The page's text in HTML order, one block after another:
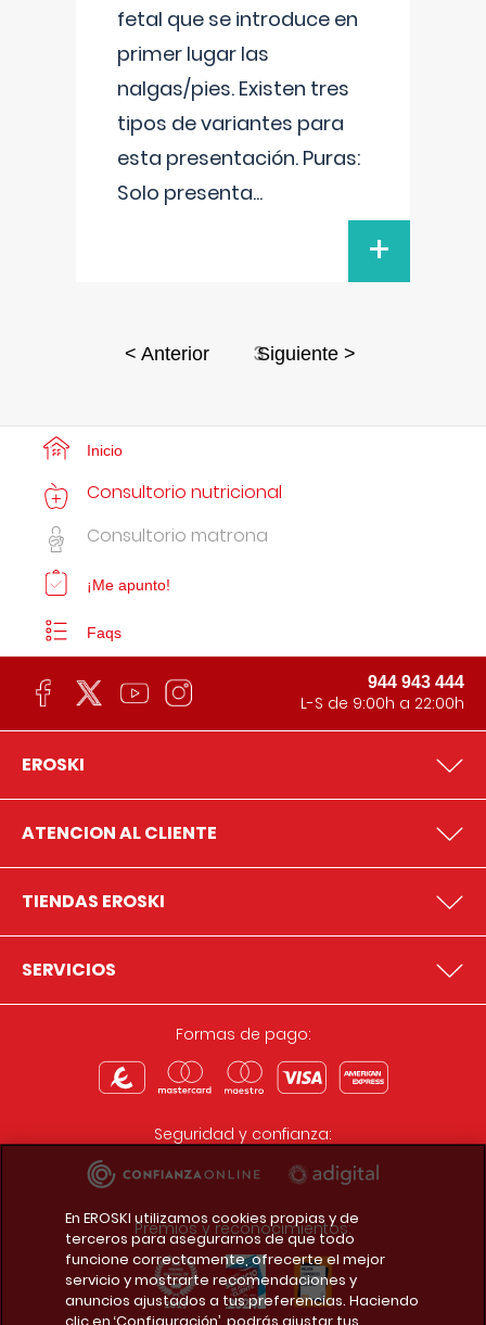
fetal que se introduce en
primer lugar las
nalgas/pies. Existen tres
tipos de variantes para
esta presentación. Puras:
Solo presenta...
+
< Anterior 3Siguiente >
Inicio
Consultorio nutricional
Consultorio matrona
¡Me apunto!
Faqs
944 943 444
L-S de 9:00h a 22:00h
EROSKI
ATENCION AL CLIENTE
TIENDAS EROSKI
SERVICIOS
Formas de pago:
Seguridad y confianza:
Premios y reconocimientos:
En EROSKI utilizamos cookies propias y de
terceros para asegurarnos de que todo
funcione correctamente, ofrecerte el mejor
servicio y mostrarte recomendaciones y
anuncios ajustados a tus preferencias. Haciendo
clic en ‘Configuración’, podrás ajustar tus